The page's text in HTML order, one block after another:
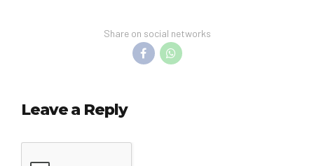
Share on social networks
Leave a Reply